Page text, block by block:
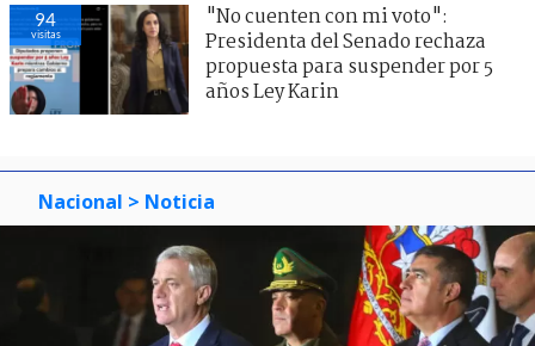
94
visitas
"No cuenten con mi voto":
Presidenta del Senado rechaza
propuesta para suspender por 5
años Ley Karin
Nacional > Noticia